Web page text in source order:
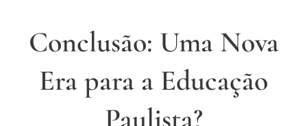
Conclusão: Uma Nova
Era para a Educação
Paulista?